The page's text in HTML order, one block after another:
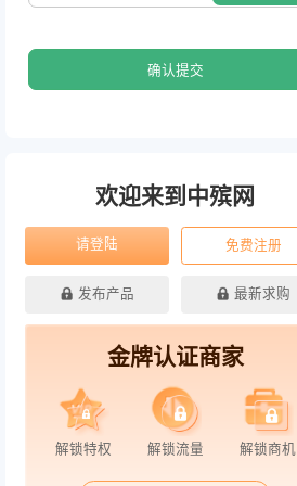
确认提交
欢迎来到中殡网
请登陆 免费注册
发布产品 最新求购
金牌认证商家
解锁特权 解锁流量 解锁商机